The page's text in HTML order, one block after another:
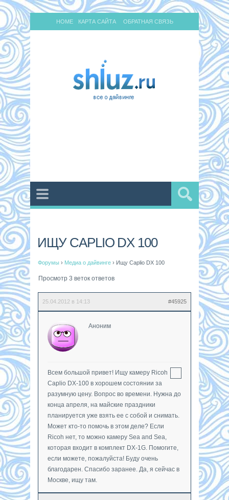
HOME КАРТА САЙТА ОБРАТНАЯ СВЯЗЬ
ИЩУ CAPLIO DX 100
Форумы › Медиа о дайвинге › Ищу Caplio DX 100
Просмотр 3 веток ответов
25.04.2012 в 14:13 #45925
Аноним
Всем большой привет! Ищу камеру Ricoh
Caplio DX-100 в хорошем состоянии за
разумную цену. Вопрос во времени. Нужна до
конца апреля, на майские праздники
планируется уже взять ее с собой и снимать.
Может кто-то помочь в этом деле? Если
Ricoh нет, то можно камеру Sea and Sea,
которая входит в комплект DX-1G. Помогите,
если можете, пожалуйста! Буду очень
благодарен. Спасибо заранее. Да, я сейчас в
Москве, ищу там.